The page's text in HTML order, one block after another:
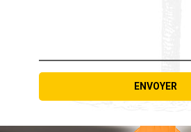
ENVOYER